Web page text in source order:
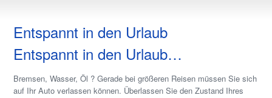
Entspannt in den Urlaub
Entspannt in den Urlaub…
Bremsen, Wasser, Öl ? Gerade bei größeren Reisen müssen Sie sich
auf Ihr Auto verlassen können. Überlassen Sie den Zustand Ihres